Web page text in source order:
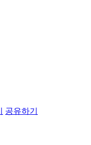
공유하기